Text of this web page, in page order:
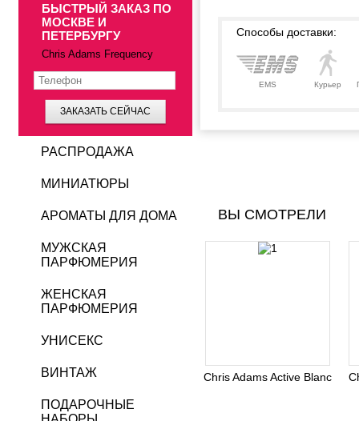
Способы доставки:
EMS Курьер
ВЫ СМОТРЕЛИ
Chris Adams Active Blanc
БЫСТРЫЙ ЗАКАЗ ПО
МОСКВЕ И
ПЕТЕРБУРГУ
Chris Adams Frequency
ЗАКАЗАТЬ СЕЙЧАС
РАСПРОДАЖА
МИНИАТЮРЫ
АРОМАТЫ ДЛЯ ДОМА
МУЖСКАЯ
ПАРФЮМЕРИЯ
ЖЕНСКАЯ
ПАРФЮМЕРИЯ
УНИСЕКС
ВИНТАЖ
ПОДАРОЧНЫЕ